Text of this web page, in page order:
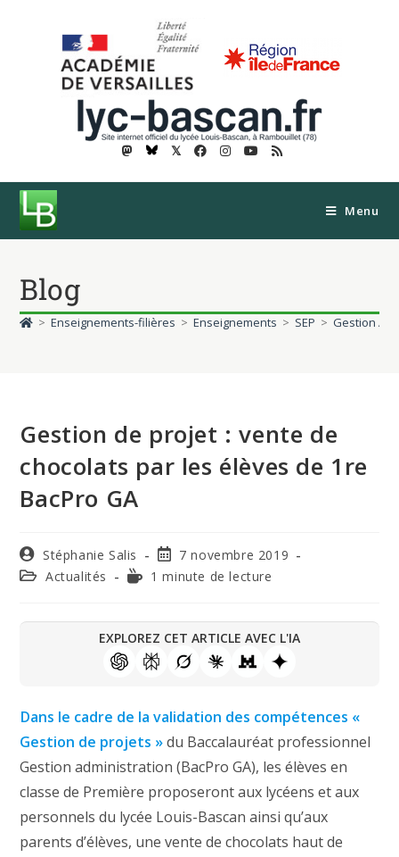
𝕏
Menu
Blog
> Enseignements-filières > Enseignements > SEP > Gestion
Gestion de projet : vente de
chocolats par les élèves de 1re
BacPro GA
Stéphanie Salis
7 novembre 2019
Actualités
1 minute de lecture
EXPLOREZ CET ARTICLE AVEC L'IA
Dans le cadre de la validation des compétences «
Gestion de projets »du Baccalauréat professionnel
Gestion administration (BacPro GA), les élèves en
classe de Première proposeront aux lycéens et aux
personnels du lycée Louis-Bascan ainsi qu’aux
parents d’élèves, une vente de chocolats haut de